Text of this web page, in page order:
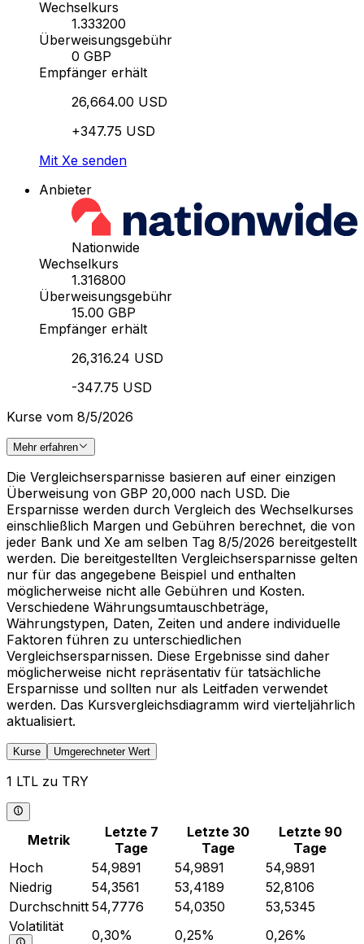
Wechselkurs
1.333200
Überweisungsgebühr
0 GBP
Empfänger erhält
26,664.00 USD
+347.75 USD
Mit Xe senden
Anbieter
Nationwide
Wechselkurs
1.316800
Überweisungsgebühr
15.00 GBP
Empfänger erhält
26,316.24 USD
-347.75 USD
Kurse vom 8/5/2026
Mehr erfahren
Die Vergleichsersparnisse basieren auf einer einzigen
Überweisung von GBP 20,000 nach USD. Die
Ersparnisse werden durch Vergleich des Wechselkurses
einschließlich Margen und Gebühren berechnet, die von
jeder Bank und Xe am selben Tag 8/5/2026 bereitgestellt
werden. Die bereitgestellten Vergleichsersparnisse gelten
nur für das angegebene Beispiel und enthalten
möglicherweise nicht alle Gebühren und Kosten.
Verschiedene Währungsumtauschbeträge,
Währungstypen, Daten, Zeiten und andere individuelle
Faktoren führen zu unterschiedlichen
Vergleichsersparnissen. Diese Ergebnisse sind daher
möglicherweise nicht repräsentativ für tatsächliche
Ersparnisse und sollten nur als Leitfaden verwendet
werden. Das Kursvergleichsdiagramm wird vierteljährlich
aktualisiert.
Kurse Umgerechneter Wert
1 LTL zu TRY
Metrik
Letzte 7
Tage
Letzte 30
Tage
Letzte 90
Tage
Hoch
54,9891 54,9891
54,9891
Niedrig
54,3561 53,4189
52,8106
Durchschnitt 54,7776 54,0350
53,5345
Volatilität
0,30% 0,25% 0,26%